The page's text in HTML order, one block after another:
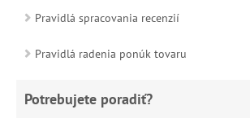
Pravidlá spracovania recenzií
Pravidlá radenia ponúk tovaru
Potrebujete poradiť?